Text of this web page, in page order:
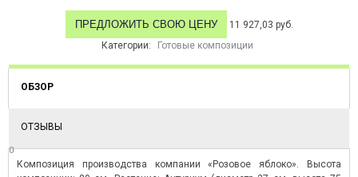
ПРЕДЛОЖИТЬ СВОЮ ЦЕНУ
11 927,03 руб.
Категории:
Готовые композиции
ОБЗОР
ОТЗЫВЫ
0
Композиция производства компании «Розовое яблоко». Высота